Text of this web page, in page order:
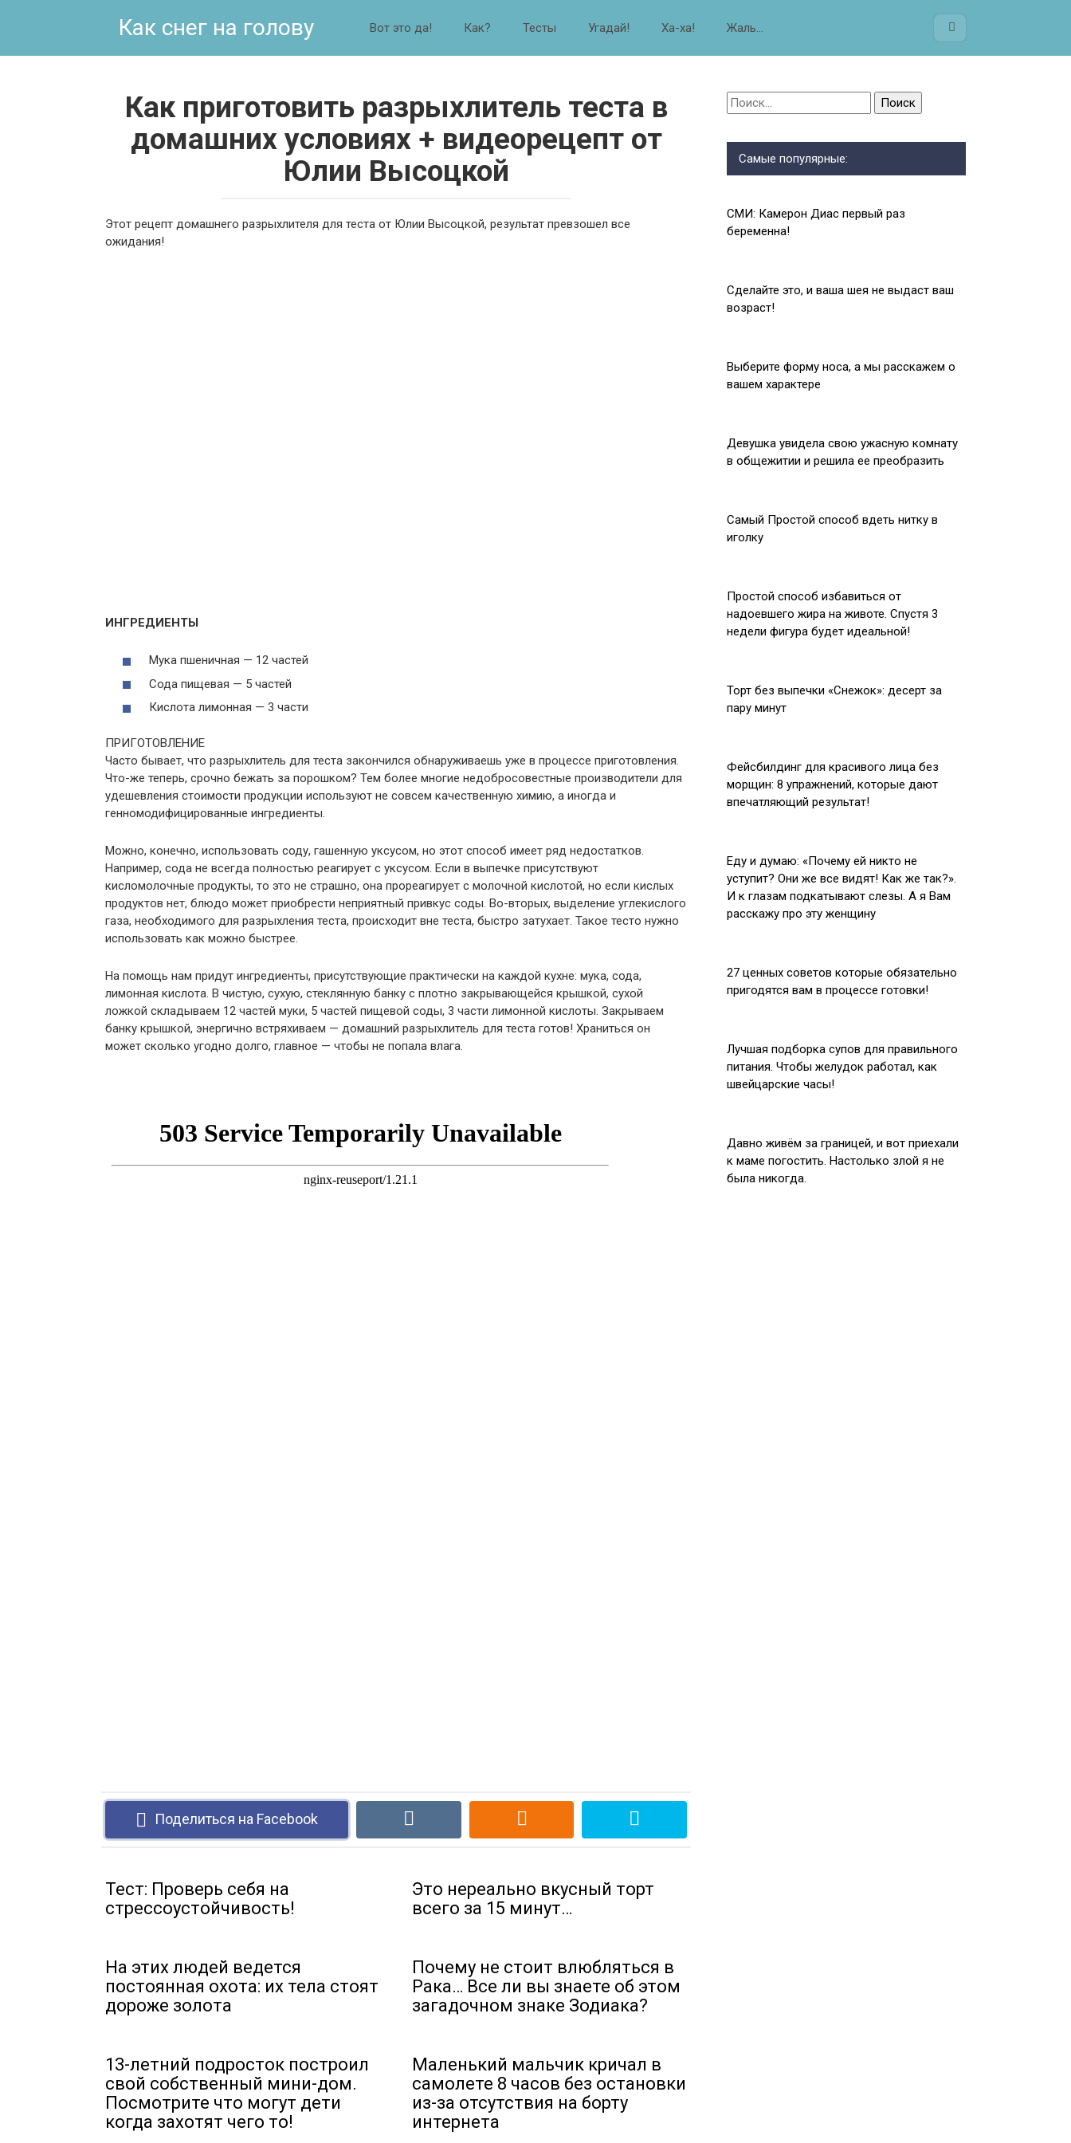
Как снег на голову Вот это да! Как? Тесты Угадай! Ха-ха! Жаль…
Как приготовить разрыхлитель теста в
домашних условиях + видеорецепт от
Юлии Высоцкой
Этот рецепт домашнего разрыхлителя для теста от Юлии Высоцкой, результат превзошел все
ожидания!
ИНГРЕДИЕНТЫ
Мука пшеничная — 12 частей
Сода пищевая — 5 частей
Кислота лимонная — 3 части
ПРИГОТОВЛЕНИЕ
Часто бывает, что разрыхлитель для теста закончился обнаруживаешь уже в процессе приготовления.
Что-же теперь, срочно бежать за порошком? Тем более многие недобросовестные производители для
удешевления стоимости продукции используют не совсем качественную химию, а иногда и
генномодифицированные ингредиенты.
Можно, конечно, использовать соду, гашенную уксусом, но этот способ имеет ряд недостатков.
Например, сода не всегда полностью реагирует с уксусом. Если в выпечке присутствуют
кисломолочные продукты, то это не страшно, она прореагирует с молочной кислотой, но если кислых
продуктов нет, блюдо может приобрести неприятный привкус соды. Во-вторых, выделение углекислого
газа, необходимого для разрыхления теста, происходит вне теста, быстро затухает. Такое тесто нужно
использовать как можно быстрее.
На помощь нам придут ингредиенты, присутствующие практически на каждой кухне: мука, сода,
лимонная кислота. В чистую, сухую, стеклянную банку с плотно закрывающейся крышкой, сухой
ложкой складываем 12 частей муки, 5 частей пищевой соды, 3 части лимонной кислоты. Закрываем
банку крышкой, энергично встряхиваем — домашний разрыхлитель для теста готов! Храниться он
может сколько угодно долго, главное — чтобы не попала влага.
Поделиться на Facebook
Тест: Проверь себя на
стрессоустойчивость!
Это нереально вкусный торт
всего за 15 минут…
На этих людей ведется
постоянная охота: их тела стоят
дороже золота
Почему не стоит влюбляться в
Рака… Все ли вы знаете об этом
загадочном знаке Зодиака?
13-летний подросток построил
свой собственный мини-дом.
Посмотрите что могут дети
когда захотят чего то!
Маленький мальчик кричал в
самолете 8 часов без остановки
из-за отсутствия на борту
интернета
Найти:
Самые популярные:
СМИ: Камерон Диас первый раз
беременна!
Сделайте это, и ваша шея не выдаст ваш
возраст!
Выберите форму носа, а мы расскажем о
вашем характере
Девушка увидела свою ужасную комнату
в общежитии и решила ее преобразить
Самый Простой способ вдеть нитку в
иголку
Простой способ избавиться от
надоевшего жира на животе. Спустя 3
недели фигура будет идеальной!
Торт без выпечки «Снежок»: десерт за
пару минут
Фейсбилдинг для красивого лица без
морщин: 8 упражнений, которые дают
впечатляющий результат!
Еду и думаю: «Почему ей никто не
уступит? Они же все видят! Как же так?».
И к глазам подкатывают слезы. А я Вам
расскажу про эту женщину
27 ценных советов которые обязательно
пригодятся вам в процессе готовки!
Лучшая подборка супов для правильного
питания. Чтобы желудок работал, как
швейцарские часы!
Давно живём за границей, и вот приехали
к маме погостить. Настолько злой я не
была никогда.